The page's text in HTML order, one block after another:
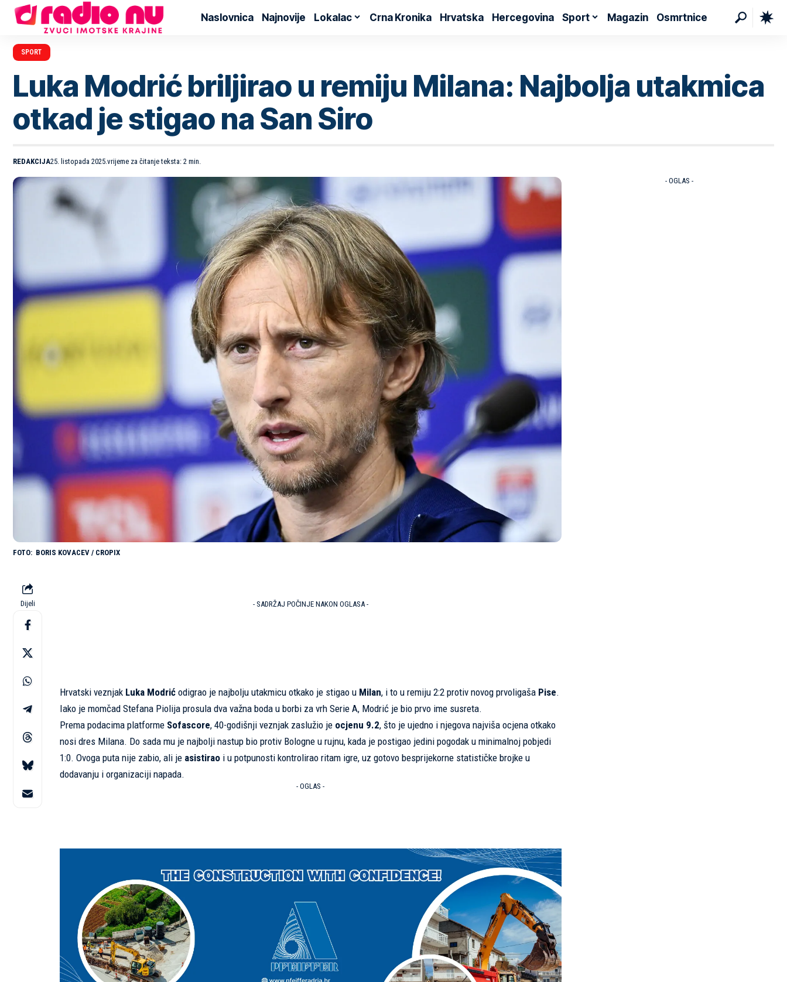
Naslovnica Najnovije Lokalac Crna Kronika Hrvatska Hercegovina Sport Magazin Osmrtnice
SPORT
Luka Modrić briljirao u remiju Milana: Najbolja utakmica
otkad je stigao na San Siro
REDAKCIJA25. listopada 2025. vrijeme za čitanje teksta: 2 min.
BORIS KOVACEV / CROPIX
Dijeli - SADRŽAJ POČINJE NAKON OGLASA -
Hrvatski veznjak Luka Modrić odigrao je najbolju utakmicu otkako je stigao u Milan, i to u remiju 2:2 protiv novog prvoligaša Pise.
Iako je momčad Stefana Piolija prosula dva važna boda u borbi za vrh Serie A, Modrić je bio prvo ime susreta.
Prema podacima platforme Sofascore, 40-godišnji veznjak zaslužio je ocjenu 9.2, što je ujedno i njegova najviša ocjena otkako
nosi dres Milana. Do sada mu je najbolji nastup bio protiv Bologne u rujnu, kada je postigao jedini pogodak u minimalnoj pobjedi
1:0. Ovoga puta nije zabio, ali je asistirao i u potpunosti kontrolirao ritam igre, uz gotovo besprijekorne statističke brojke u
dodavanju i organizaciji napada.
- OGLAS -
- OGLAS -